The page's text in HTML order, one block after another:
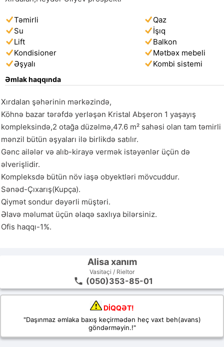
Təmirli
Qaz
Su
İşıq
Lift
Balkon
Kondisioner
Mətbəx mebeli
Əşyalı
Kombi sistemi
Əmlak haqqında
Xırdalan şəhərinin mərkəzində,
Köhnə bazar tərəfdə yerləşən Kristal Abşeron 1 yaşayış
kompleksində,2 otağa düzəlmə,47.6 m² sahəsi olan tam təmirli
mənzil bütün əşyaları ilə birlikdə satılır.
Gənc ailələr və alıb-kirayə vermək istəyənlər üçün də
əlverişlidir.
Kompleksdə bütün növ iaşə obyektləri mövcuddur.
Sənəd-Çıxarış(Kupça).
Qiymət sondur dəyərli müştəri.
Əlavə məlumat üçün əlaqə saxlıya bilərsiniz.
Ofis haqqı-1%.
Alisa xanım
Vasitəçi / Rieltor
(050)353-85-01
DİQQƏT!
"Daşınmaz əmlaka baxış keçirmədən heç vaxt beh(avans)
göndərməyin.!"